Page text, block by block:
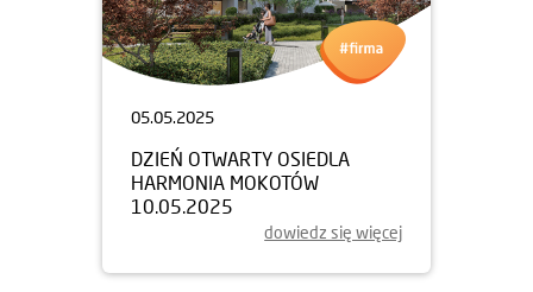
05.05.2025
DZIEŃ OTWARTY OSIEDLA
HARMONIA MOKOTÓW
10.05.2025
dowiedz się więcej